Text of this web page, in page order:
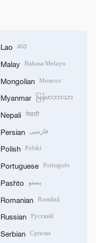
Lao ລາວ
Malay Bahasa Melayu
Mongolian Монгол
Myanmar မြန်မာဘာသာ
Nepali नेपाली
Persian فارسی
Polish Polski
Portuguese Português
Pashto پښتو
Romanian Română
Russian Русский
Serbian Српски